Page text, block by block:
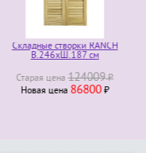
Складные створки RANCH
В.246хШ.187 см
Старая ценa124009₽
Новая ценa86800₽